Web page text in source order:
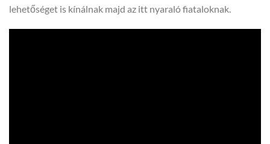
lehetőséget is kínálnak majd az itt nyaraló fiataloknak.